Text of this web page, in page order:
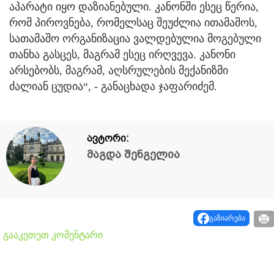
აპარატი იყო დაზიანებული. კანონში ესეც წერია,
რომ პიროვნება, რომელსაც შეუძლია ითამაშოს,
სათამაშო ორგანიზაცია ვალდებულია მოგებული
თანხა გასცეს, მაგრამ ესეც ირღვევა. კანონი
არსებობს, მაგრამ, აღსრულების მექანიზმი
ძალიან ცუდია“, - განაცხადა ჯაფარიძემ.
ავტორი:
მაგდა შენგელია
გაზიარება
გააკეთეთ კომენტარი